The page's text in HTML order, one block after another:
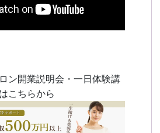
ン開業説明会・一日体験講
こちらから